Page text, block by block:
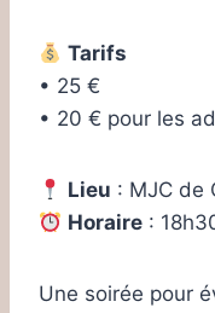
Tarifs
• 25 €
• 20 € pour les
Lieu : MJC de
Horaire :
Une soirée pour